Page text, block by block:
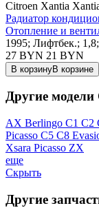
Citroen Xantia
Радиатор
Отопление и
1995; Лифтбек.;
27 BYN 21 BYN
В корзинуВ корзине
Другие модели
AX Berlingo C1 C2
Picasso C5 C8
Xsara Picasso ZX
еще
Скрыть
Другие